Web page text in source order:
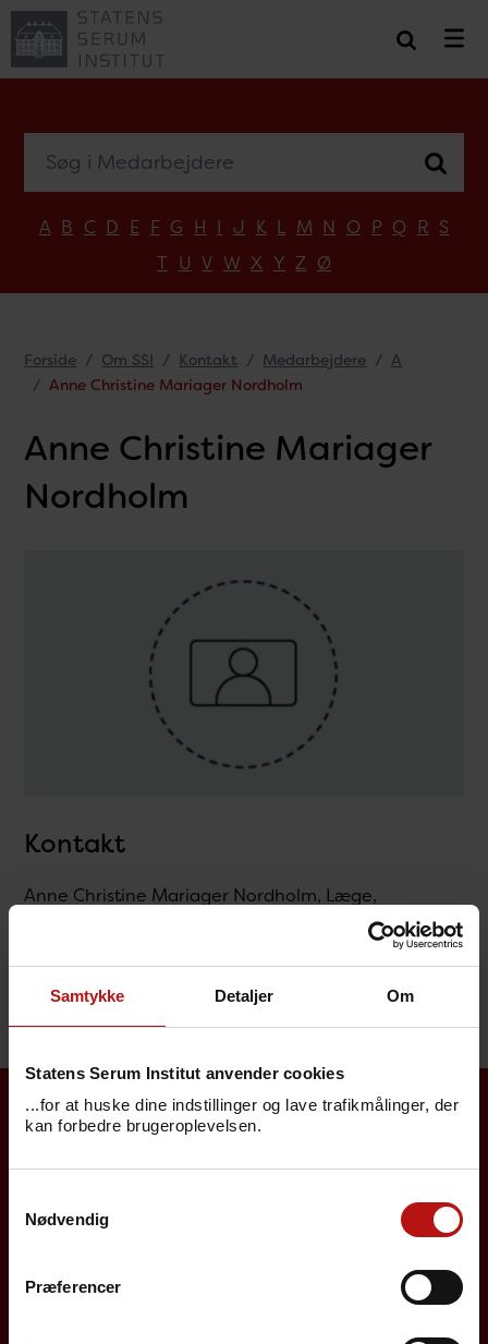
Samtykke Detaljer Om
Statens Serum Institut anvender cookies
...for at huske dine indstillinger og lave trafikmålinger, der
kan forbedre brugeroplevelsen.
Nødvendig
Præferencer
A B C D E F G H I J K L M N O P Q R S
T U V W X Y Z Ø
Forside Om SSI Kontakt Medarbejdere
A
Anne Christine Mariager Nordholm
Anne Christine Mariager
Nordholm
Kontakt
Anne Christine Mariager Nordholm, Læge,
Infektionsepidemiologi og Forebyggelse /
Vaccineforebyggelige sygdomme & beredska
T. 32688331 @. anch@ssi.dk
Borgere
Job på SSI